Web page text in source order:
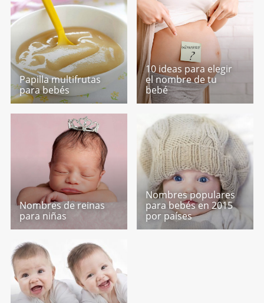
Papilla multifrutas
para bebés
10 ideas para elegir
el nombre de tu
bebé
Nombres de reinas
para niñas
Nombres populares
para bebés en 2015
por países